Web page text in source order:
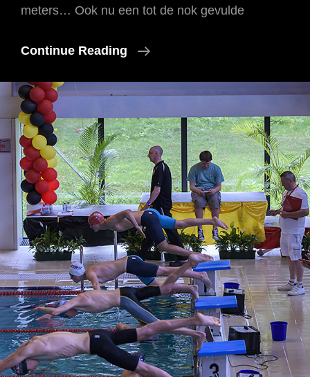
meters… Ook nu een tot de nok gevulde
Continue Reading
BK
15+